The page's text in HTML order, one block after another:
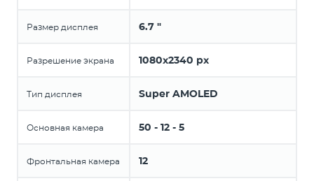
Размер дисплея 6.7 "
Разрешение экрана 1080x2340 px
Тип дисплея Super AMOLED
Основная камера 50 - 12 - 5
Фронтальная камера 12